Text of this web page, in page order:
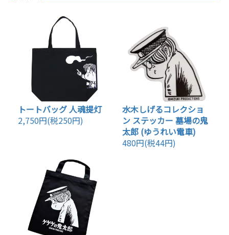
トートバッグ 人魂提灯
2,750円(税250円)
水木しげるコレクショ
ン ステッカー 墓場の鬼
太郎 (ゆうれい電車)
480円(税44円)